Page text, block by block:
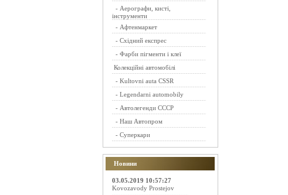
- Аерографи, кисті,
інструменти
- Афтенмаркет
- Східний експрес
- Фарби пігменти і клеї
Колекційні автомобілі
- Kultovni auta CSSR
- Legendarni automobily
- Автолегенди СССР
- Наш Автопром
- Суперкари
Новини
03.05.2019 10:57:27
Kovozavody Prostejov